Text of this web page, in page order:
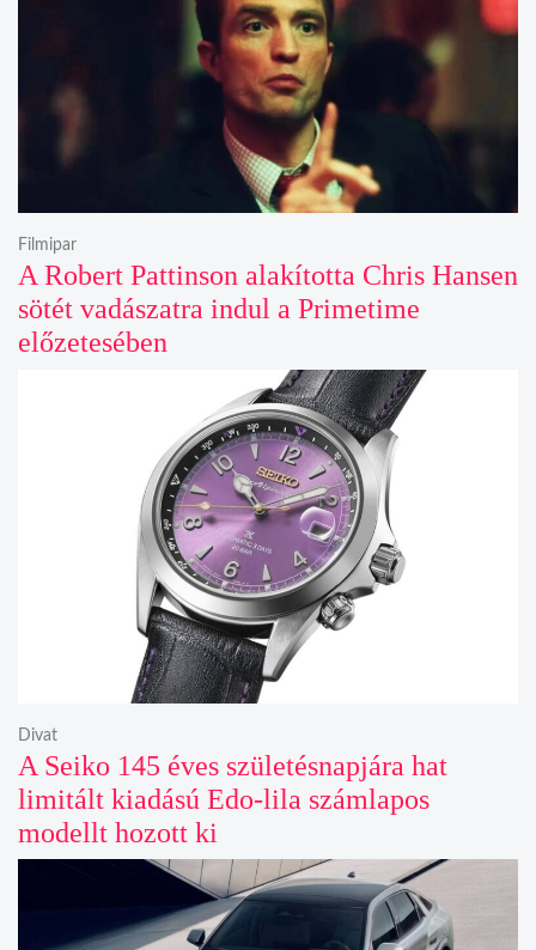
A Robert Pattinson alakította Chris Hansen
sötét vadászatra indul a Primetime
előzetesében
Filmipar
A Seiko 145 éves születésnapjára hat
limitált kiadású Edo-lila számlapos
modellt hozott ki
Divat